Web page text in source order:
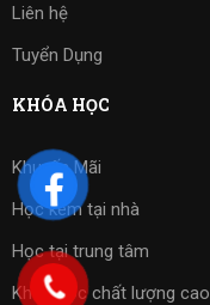
Liên hệ
Tuyển Dụng
KHÓA HỌC
Khuyến Mãi
Học kèm tại nhà
Học tại trung tâm
Khóa học chất lượng cao